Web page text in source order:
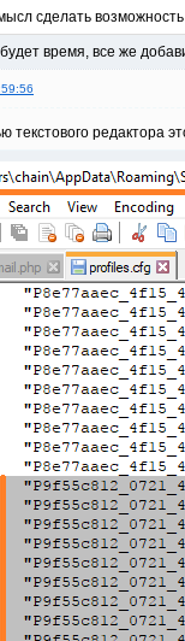
сделать
время, все же
текстового редактора